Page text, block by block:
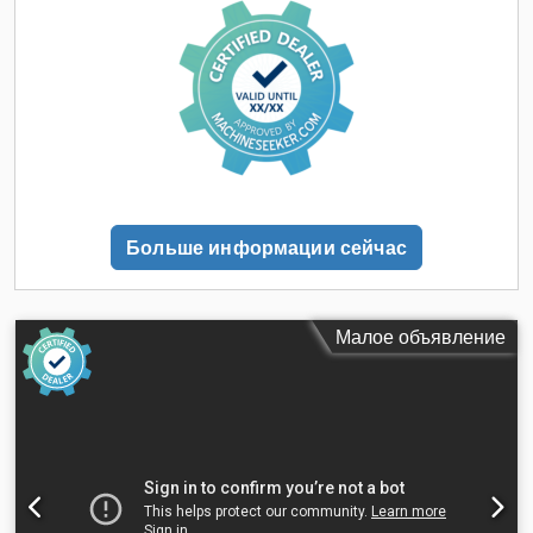
Ширина стола: 1240 мм Количество управляемых осей: 5
Сверлильный модуль Количество сверлильных модулей: 1
Место установки: сверху Вертикальные сверлильные
шпиндели: 12 Горизонтальные сверлильные шпиндели
(направление X): 4 Горизонтальные сверлильные шпиндели
(направление Y): 2 Общее количество сверлильных
шпинделей: 18 Фрезерный шпиндель Количество
Управляемые оси: 5 Охлаждение шпинделя: жидкостное
Модуль для фрезерования пазов Количество модулей для
фрезерования пазов: 1 Место установки: сверху
пазов Направление фрезерования пазов: направление X
ДАННЫЕ ОБ ОБОРУДОВАНИИ Мощность главного
электрошпинделя: 8,5 кВт Мощность двигателя фрезерного
шпинделя: 8,5 кВт Система управления: PC Control
250 м³/ч КОМПЛЕКТАЦИЯ Маркировка CE Передние
защитные маты 16-позиционный магазин для инструментов
на обрабатывающей головке Автоматическая смена
Больше информации сейчас
Малое объявление